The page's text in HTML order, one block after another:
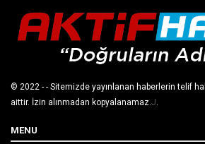
© 2022 - - Sitemizde yayınlanan haberlerin telif
aittir. İzin alınmadan kopyalanamaz. J
MENU